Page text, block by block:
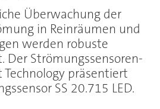
Überwachung der
in Reinräumen und
werden robuste
Der Strömungssensoren-
präsentiert
SS 20.715 LED.